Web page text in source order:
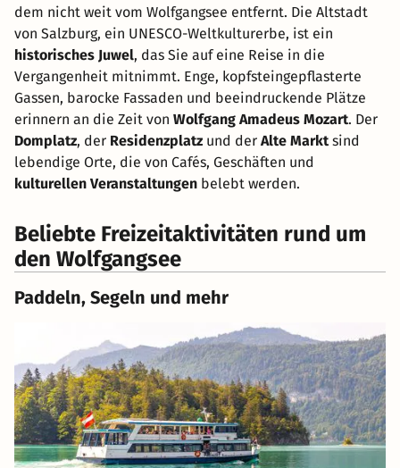
dem nicht weit vom Wolfgangsee entfernt. Die Altstadt
von Salzburg, ein UNESCO-Weltkulturerbe, ist ein
historisches Juwel, das Sie auf eine Reise in die
Vergangenheit mitnimmt. Enge, kopfsteingepflasterte
Gassen, barocke Fassaden und beeindruckende Plätze
erinnern an die Zeit von Wolfgang Amadeus Mozart. Der
Domplatz, der Residenzplatz und der Alte Markt sind
lebendige Orte, die von Cafés, Geschäften und
kulturellen Veranstaltungen belebt werden.
Beliebte Freizeitaktivitäten rund um
den Wolfgangsee
Paddeln, Segeln und mehr